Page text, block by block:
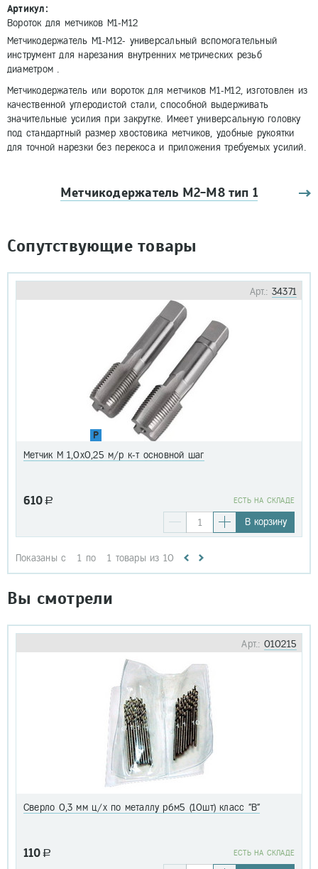
Артикул:
Вороток для метчиков М1-М12
Метчикодержатель М1-М12- универсальный вспомогательный
инструмент для нарезания внутренних метрических резьб
диаметром .
Метчикодержатель или вороток для метчиков М1-М12, изготовлен из
качественной углеродистой стали, способной выдерживать
значительные усилия при закрутке. Имеет универсальную головку
под стандартный размер хвостовика метчиков, удобные рукоятки
для точной нарезки без перекоса и приложения требуемых усилий.
Метчикодержатель М2-М8 тип 1
Сопутствующие товары
Арт.: 34371
P
Метчик М 1,0х0,25 м/р к-т основной шаг
610 a EСТЬ НА СКЛАДЕ
В корзину
Показаны с 1 по 1 товары из 10
Вы смотрели
Арт.: 010215
Сверло 0,3 мм ц/х по металлу р6м5 (10шт) класс "В"
110 a EСТЬ НА СКЛАДЕ